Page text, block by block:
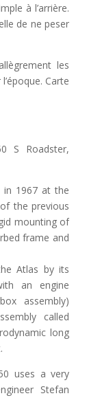
à l’arrière.
de ne peser
les
Carte
S Roadster,
in 1967 at the
the previous
mounting of
frame and
Atlas by its
an engine
assembly)
called
long
uses a very
Stefan